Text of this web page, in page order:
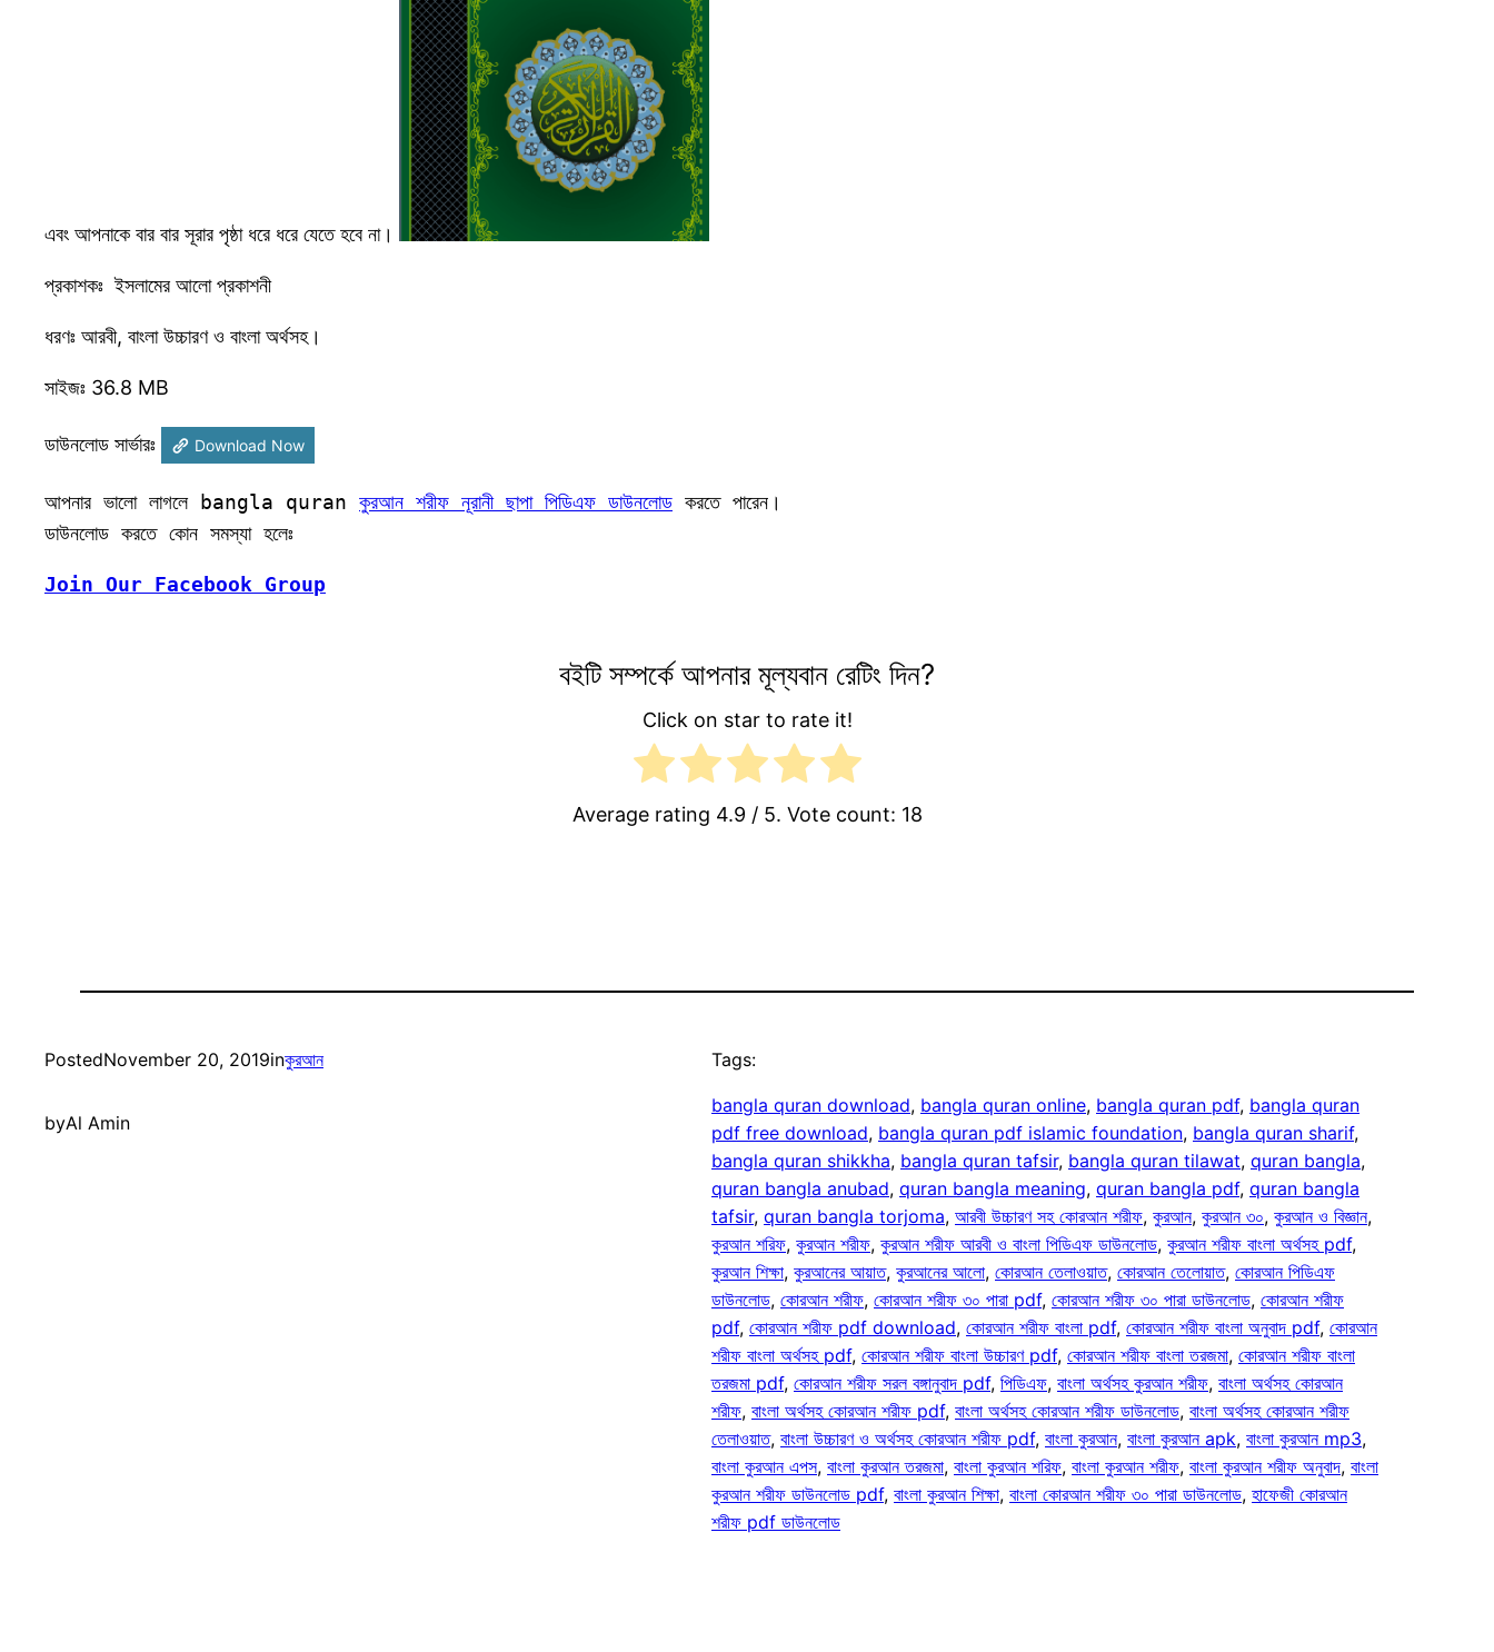
এবং আপনাকে বার বার সূরার পৃষ্ঠা ধরে ধরে যেতে হবে না।
প্রকাশকঃ ইসলামের আলো প্রকাশনী
ধরণঃ আরবী, বাংলা উচ্চারণ ও বাংলা অর্থসহ।
সাইজঃ 36.8 MB
ডাউনলোড সার্ভারঃ Download Now
আপনার ভালো লাগলে bangla quran কুরআন শরীফ নূরানী ছাপা পিডিএফ ডাউনলোড করতে পারেন।
ডাউনলোড করতে কোন সমস্যা হলেঃ
Join Our Facebook Group
বইটি সম্পর্কে আপনার মূল্যবান রেটিং দিন?
Click on star to rate it!
Average rating 4.9 / 5. Vote count: 18
PostedNovember 20, 2019inকুরআন
byAl Amin
Tags:
bangla quran download, bangla quran online, bangla quran pdf, bangla quran
pdf free download, bangla quran pdf islamic foundation, bangla quran sharif
bangla quran shikkha, bangla quran tafsir, bangla quran tilawat, quran bangla
quran bangla anubad, quran bangla meaning, quran bangla pdf, quran bangla
tafsir, quran bangla torjoma, আরবী উচ্চারণ সহ কোরআন শরীফ, কুরআন, কুরআন ৩০, কুরআন ও বিজ্ঞান
কুরআন শরিফ, কুরআন শরীফ, কুরআন শরীফ আরবী ও বাংলা পিডিএফ ডাউনলোড, কুরআন শরীফ বাংলা অর্থসহ pdf
কুরআন শিক্ষা, কুরআনের আয়াত, কুরআনের আলো, কোরআন তেলাওয়াত, কোরআন তেলোয়াত, কোরআন পিডিএফ
ডাউনলোড, কোরআন শরীফ, কোরআন শরীফ ৩০ পারা pdf, কোরআন শরীফ ৩০ পারা ডাউনলোড, কোরআন শরীফ
pdf, কোরআন শরীফ pdf download, কোরআন শরীফ বাংলা pdf, কোরআন শরীফ বাংলা অনুবাদ pdf, কোরআন
শরীফ বাংলা অর্থসহ pdf, কোরআন শরীফ বাংলা উচ্চারণ pdf, কোরআন শরীফ বাংলা তরজমা, কোরআন শরীফ বাংলা
তরজমা pdf, কোরআন শরীফ সরল বঙ্গানুবাদ pdf, পিডিএফ, বাংলা অর্থসহ কুরআন শরীফ, বাংলা অর্থসহ কোরআন
শরীফ, বাংলা অর্থসহ কোরআন শরীফ pdf, বাংলা অর্থসহ কোরআন শরীফ ডাউনলোড, বাংলা অর্থসহ কোরআন শরীফ
তেলাওয়াত, বাংলা উচ্চারণ ও অর্থসহ কোরআন শরীফ pdf, বাংলা কুরআন, বাংলা কুরআন apk, বাংলা কুরআন mp3
বাংলা কুরআন এপস, বাংলা কুরআন তরজমা, বাংলা কুরআন শরিফ, বাংলা কুরআন শরীফ, বাংলা কুরআন শরীফ অনুবাদ, বাংলা
কুরআন শরীফ ডাউনলোড pdf, বাংলা কুরআন শিক্ষা, বাংলা কোরআন শরীফ ৩০ পারা ডাউনলোড, হাফেজী কোরআন
শরীফ pdf ডাউনলোড